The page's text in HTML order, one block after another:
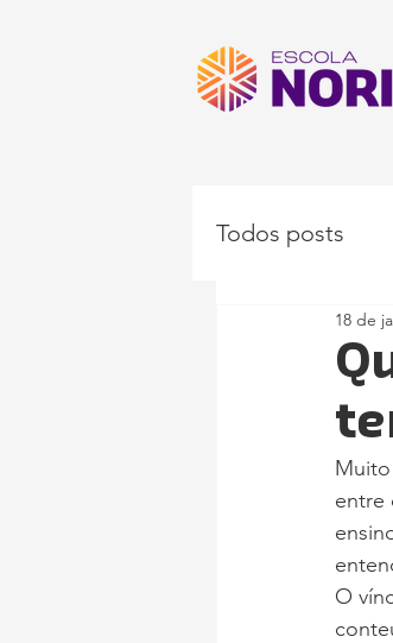
Todos posts
Educação
18 de
entre
O